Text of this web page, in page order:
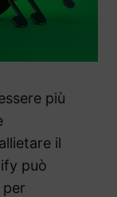
più
il
può
per